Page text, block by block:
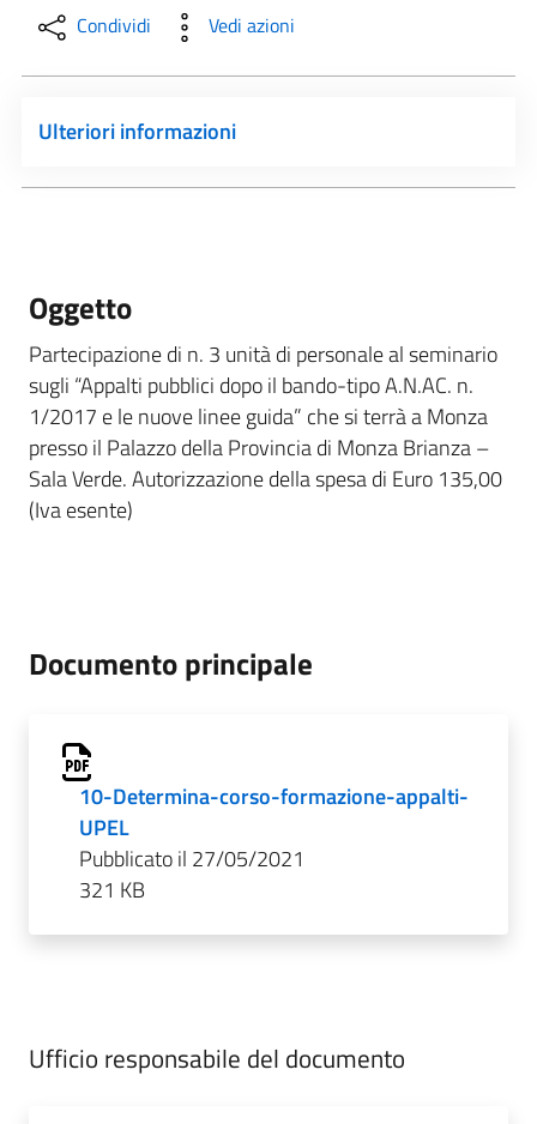
Condividi Vedi azioni
Ulteriori informazioni
Oggetto
Partecipazione di n. 3 unità di personale al seminario
sugli “Appalti pubblici dopo il bando-tipo A.N.AC. n.
1/2017 e le nuove linee guida” che si terrà a Monza
presso il Palazzo della Provincia di Monza Brianza –
Sala Verde. Autorizzazione della spesa di Euro 135,00
(Iva esente)
Documento principale
10-Determina-corso-formazione-appalti-
UPEL
Pubblicato il 27/05/2021
321 KB
Ufficio responsabile del documento